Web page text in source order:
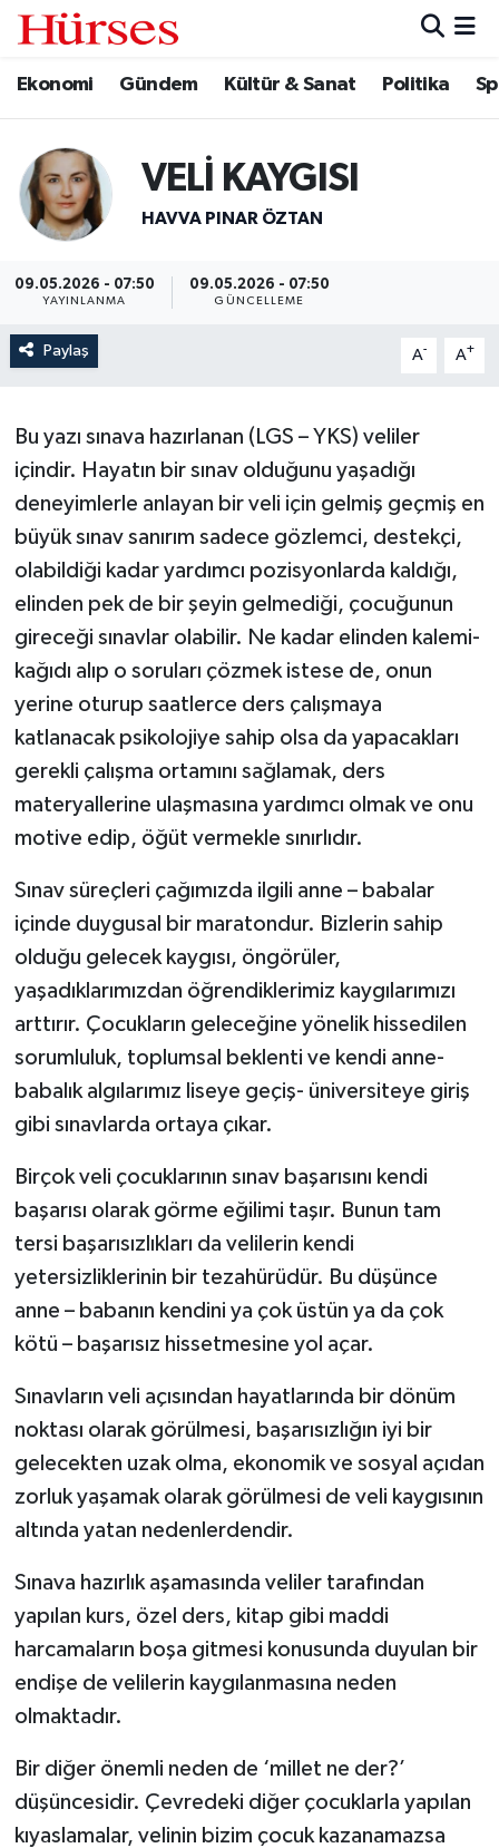
Ekonomi Gündem Kültür & Sanat Politika
VELİ KAYGISI
HAVVA PINAR ÖZTAN
09.05.2026 - 07:50
YAYINLANMA
09.05.2026 - 07:50
GÜNCELLEME
Paylaş A- A+
Bu yazı sınava hazırlanan (LGS – YKS) veliler
içindir. Hayatın bir sınav olduğunu yaşadığı
deneyimlerle anlayan bir veli için gelmiş geçmiş en
büyük sınav sanırım sadece gözlemci, destekçi,
olabildiği kadar yardımcı pozisyonlarda kaldığı,
elinden pek de bir şeyin gelmediği, çocuğunun
gireceği sınavlar olabilir. Ne kadar elinden kalemi-
kağıdı alıp o soruları çözmek istese de, onun
yerine oturup saatlerce ders çalışmaya
katlanacak psikolojiye sahip olsa da yapacakları
gerekli çalışma ortamını sağlamak, ders
materyallerine ulaşmasına yardımcı olmak ve onu
motive edip, öğüt vermekle sınırlıdır.
Sınav süreçleri çağımızda ilgili anne – babalar
içinde duygusal bir maratondur. Bizlerin sahip
olduğu gelecek kaygısı, öngörüler,
yaşadıklarımızdan öğrendiklerimiz kaygılarımızı
arttırır. Çocukların geleceğine yönelik hissedilen
sorumluluk, toplumsal beklenti ve kendi anne-
babalık algılarımız liseye geçiş- üniversiteye giriş
gibi sınavlarda ortaya çıkar.
Birçok veli çocuklarının sınav başarısını kendi
başarısı olarak görme eğilimi taşır. Bunun tam
tersi başarısızlıkları da velilerin kendi
yetersizliklerinin bir tezahürüdür. Bu düşünce
anne – babanın kendini ya çok üstün ya da çok
kötü – başarısız hissetmesine yol açar.
Sınavların veli açısından hayatlarında bir dönüm
noktası olarak görülmesi, başarısızlığın iyi bir
gelecekten uzak olma, ekonomik ve sosyal açıdan
zorluk yaşamak olarak görülmesi de veli kaygısının
altında yatan nedenlerdendir.
Sınava hazırlık aşamasında veliler tarafından
yapılan kurs, özel ders, kitap gibi maddi
harcamaların boşa gitmesi konusunda duyulan bir
endişe de velilerin kaygılanmasına neden
olmaktadır.
Bir diğer önemli neden de ‘millet ne der?’
düşüncesidir. Çevredeki diğer çocuklarla yapılan
kıyaslamalar, velinin bizim çocuk kazanamazsa
Ekonomi
Kültür & Sanat
Turizm
Hava Durumu
Süper Lig Puan Durumu ve Fikstür
Son Dakika Haberleri
Haber Arşivi